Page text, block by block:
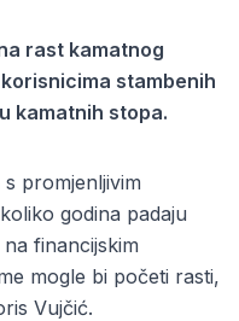
rast kamatnog
stambenih
kamatnih stopa.
promjenljivim
godina padaju
financijskim
mogle bi početi rasti,
Vujčić.